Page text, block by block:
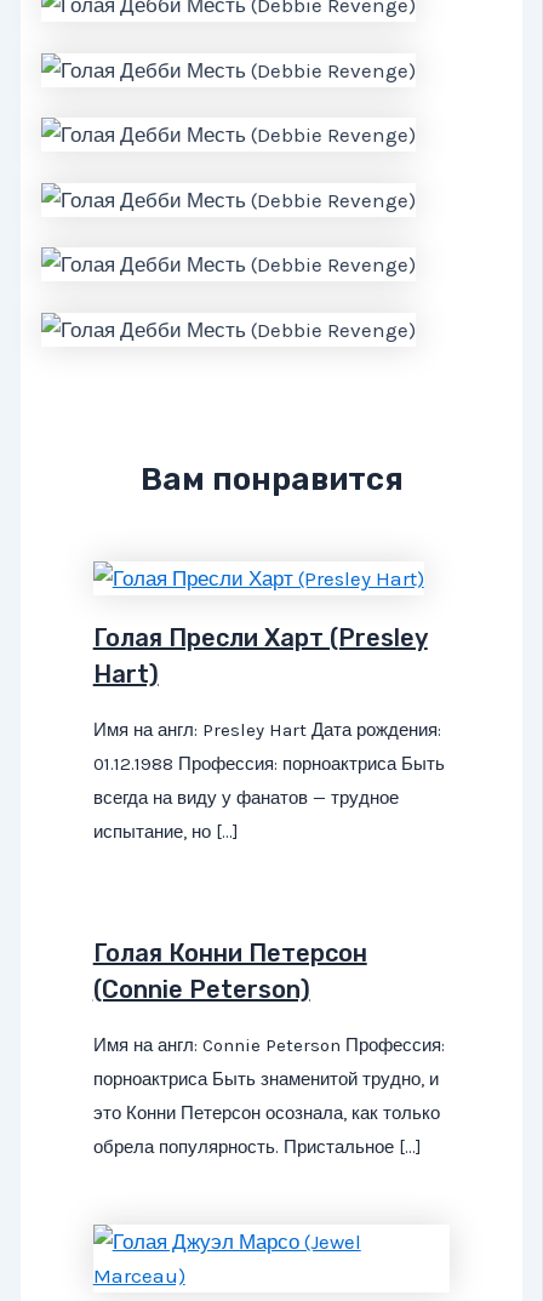
Вам понравится
Голая Пресли Харт (Presley
Hart)
Имя на англ: Presley Hart Дата рождения:
01.12.1988 Профессия: порноактриса Быть
всегда на виду у фанатов — трудное
испытание, но […]
Голая Конни Петерсон
(Connie Peterson)
Имя на англ: Connie Peterson Профессия:
порноактриса Быть знаменитой трудно, и
это Конни Петерсон осознала, как только
обрела популярность. Пристальное […]